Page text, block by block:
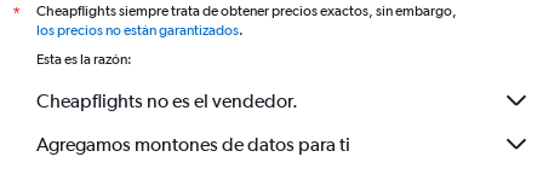
*
Cheapflights siempre trata de obtener precios exactos, sin embargo,
los precios no están garantizados.
Esta es la razón:
Cheapflights no es el vendedor.
Agregamos montones de datos para ti